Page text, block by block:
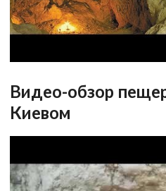
Видео-обзор
Киевом